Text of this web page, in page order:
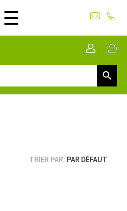
Mon
TRIER PAR: PAR DÉFAUT